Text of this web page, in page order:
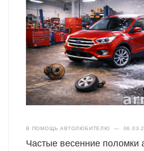
В ПОМОЩЬ АВТОЛЮБИТЕЛЮ —
Частые весенние поломки